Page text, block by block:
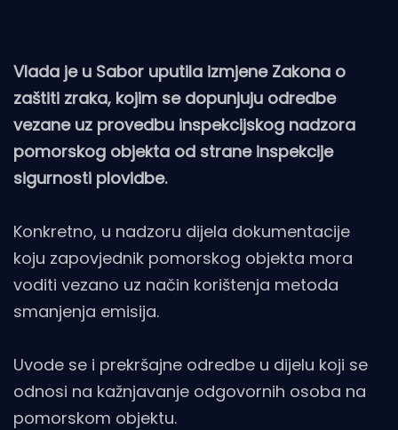
Vlada je u Sabor uputila izmjene Zakona o
zaštiti zraka, kojim se dopunjuju odredbe
vezane uz provedbu inspekcijskog nadzora
pomorskog objekta od strane inspekcije
sigurnosti plovidbe.
Konkretno, u nadzoru dijela dokumentacije
koju zapovjednik pomorskog objekta mora
voditi vezano uz način korištenja metoda
smanjenja emisija.
Uvode se i prekršajne odredbe u dijelu koji se
odnosi na kažnjavanje odgovornih osoba na
pomorskom objektu.